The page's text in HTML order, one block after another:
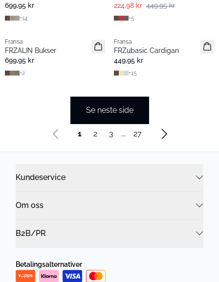
699,95 kr
+14
224,98 kr 449,95 kr
+5
Extended size
Fransa
FRZALIN Bukser
699,95 kr
+2
Extended size
Fransa
FRZubasic Cardigan
449,95 kr
+15
Se neste side
1 2 3 ... 27
Kundeservice
Om oss
B2B/PR
Betalingsalternativer